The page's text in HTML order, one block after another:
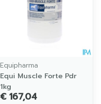
Equipharma
Equi Muscle Forte Pdr
1kg
€ 167,04